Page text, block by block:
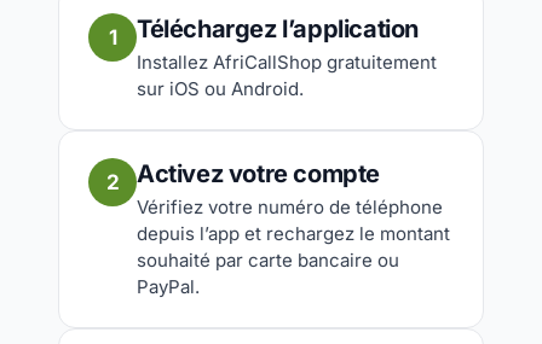
1 Téléchargez l’application
Installez AfriCallShop gratuitement
sur iOS ou Android.
2 Activez votre compte
Vérifiez votre numéro de téléphone
depuis l’app et rechargez le montant
souhaité par carte bancaire ou
PayPal.